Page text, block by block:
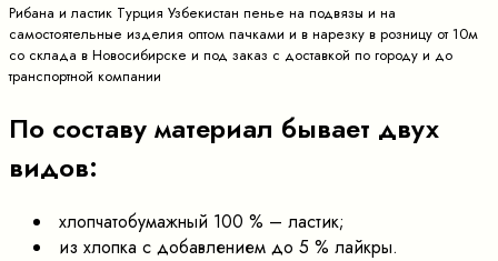
Рибана и ластик Турция Узбекистан пенье на подвязы и на
самостоятельные изделия оптом пачками и в нарезку в розницу от 10м
со склада в Новосибирске и под заказ с доставкой по городу и до
транспортной компании
По составу материал бывает двух
видов:
хлопчатобумажный 100 % – ластик;
из хлопка с добавлением до 5 % лайкры.